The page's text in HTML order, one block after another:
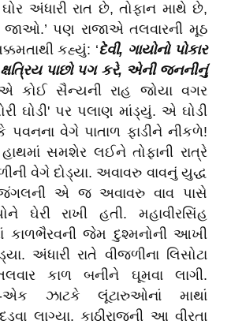
ઘોર અંધારી રાત છે, તોફાન માથે છે,
જાઓ.’ પણ રાજાએ તલવારની મૂઠ
કહ્યું: ‘દેવી, ગાયોનો પોકાર
પાછો પગ કરે, એની જનનીનું
કોઈ સૈન્યની રાહ જોયા વગર
ઘોડી' પર પલાણ માંડ્યું. એ ઘોડી
વેગે પાતાળ ફાડીને નીકળે!
સમશેર લઈને તોફાની રાત્રે
વેગે દોડ્યા. અવાવરુ વાવનું યુદ્ધ
એ જ અવાવરુ વાવ પાસે
ઘેરી રાખી હતી. મહાવીરસિંહ
કાળભૈરવની જેમ દુશ્મનોની આખી
અંધારી રાતે વીજળીના લિસોટા
કાળ બનીને ઘૂમવા લાગી.
એક ઝાટકે લૂંટારુઓનાં માથાં
લાગ્યા. કાઠીરાજની આ વીરતા